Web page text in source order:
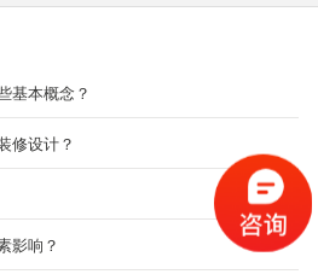
基本概念？
修设计？
影响？
装修
小型的办公室区别很大，无论是布局还
上的要求，我们今天细说对于空间不同
设...
03